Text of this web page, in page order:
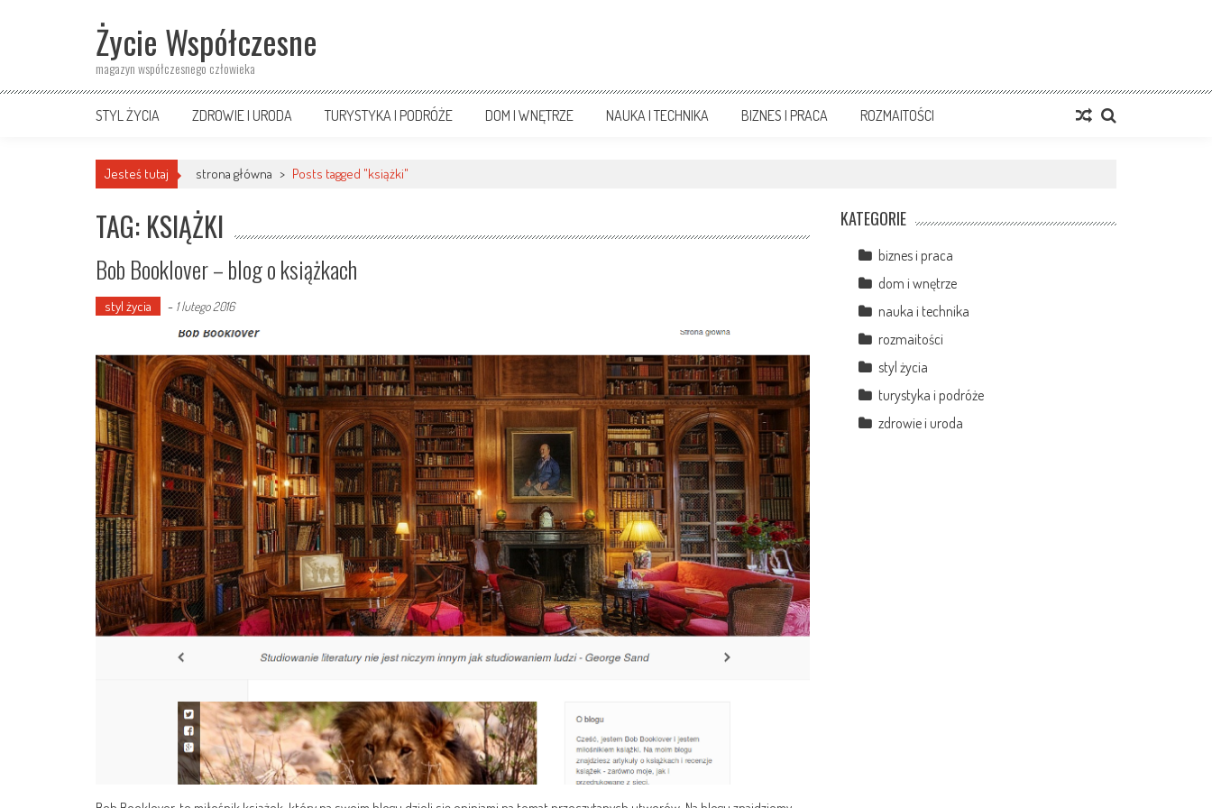
Życie Współczesne
magazyn współczesnego człowieka
STYL ŻYCIA ZDROWIE I URODA TURYSTYKA I PODRÓŻE DOM I WNĘTRZE NAUKA I TECHNIKA BIZNES I PRACA ROZMAITOŚCI
Jesteś tutaj strona główna > Posts tagged "książki"
TAG: KSIĄŻKI
Bob Booklover – blog o książkach
styl życia - 1 lutego 2016
KATEGORIE
biznes i praca
dom i wnętrze
nauka i technika
rozmaitości
styl życia
turystyka i podróże
zdrowie i uroda